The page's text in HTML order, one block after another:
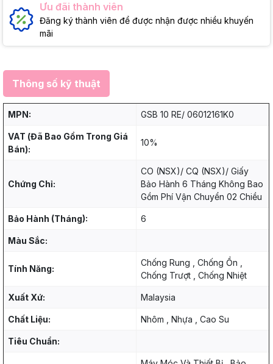
Ưu đãi thành viên
Đăng ký thành viên để được nhận được nhiều khuyến
mãi
Thông số kỹ thuật
MPN: GSB 10 RE/ 06012161K0
VAT (Đã Bao Gồm Trong Giá
Bán):
10%
Chứng Chỉ:
CO (NSX)/ CQ (NSX)/ Giấy
Bảo Hành 6 Tháng Không Bao
Gồm Phí Vận Chuyển 02 Chiều
Bảo Hành (Tháng): 6
Màu Sắc:
Tính Năng:
Chống Rung , Chống Ồn ,
Chống Trượt , Chống Nhiệt
Xuất Xứ: Malaysia
Chất Liệu: Nhôm , Nhựa , Cao Su
Tiêu Chuẩn: